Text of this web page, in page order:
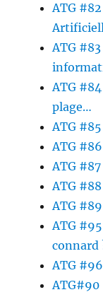
ATG
ATG
ATG #84
plage…
ATG
ATG
ATG
ATG
ATG
ATG
connard
ATG
ATG#90